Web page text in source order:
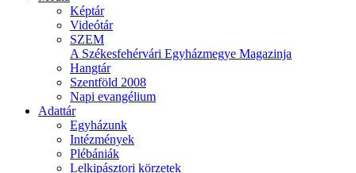
Képtár
Videótár
SZEM
A Székesfehérvári Egyházmegye Magazinja
Hangtár
Szentföld 2008
Napi evangélium
Adattár
Egyházunk
Intézmények
Plébániák
Lelkipásztori körzetek